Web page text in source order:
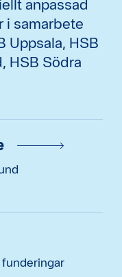
anpassad
i samarbete
Uppsala, HSB
HSB Södra
funderingar